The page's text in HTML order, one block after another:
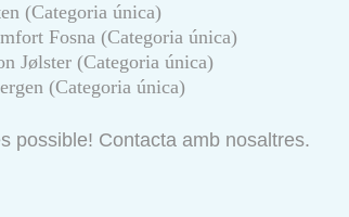
(Categoria única)
Fosna (Categoria única)
Jølster (Categoria única)
(Categoria única)
possible! Contacta amb nosaltres.